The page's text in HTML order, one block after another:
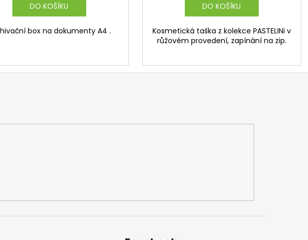
DO KOŠÍKU
box na dokumenty A4 .
DO KOŠÍKU
Kosmetická taška z kolekce PASTELINi v
růžovém provedení, zapínání na zip.